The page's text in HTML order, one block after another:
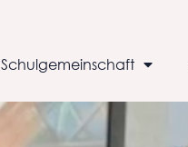
Schulgemeinschaft